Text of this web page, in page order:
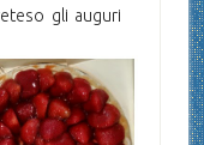
gli auguri